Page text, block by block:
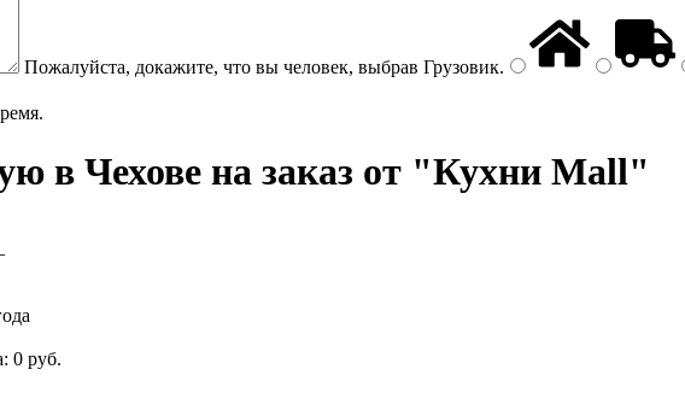
Пожалуйста, докажите, что вы человек, выбрав Грузовик.
в Чехове на заказ от "Кухни Mall"
0 руб.